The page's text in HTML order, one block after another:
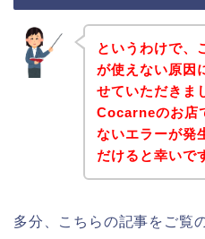
というわけで、
が使えない原因
せていただきま
Cocarneのお店
ないエラーが発
だけると幸いで
多分、こちらの記事をご覧